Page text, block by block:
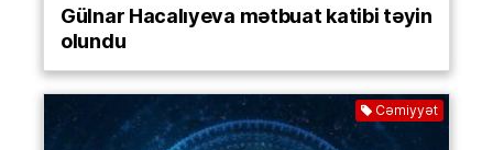
Gülnar Hacalıyeva mətbuat katibi təyin
olundu
Cəmiyyət